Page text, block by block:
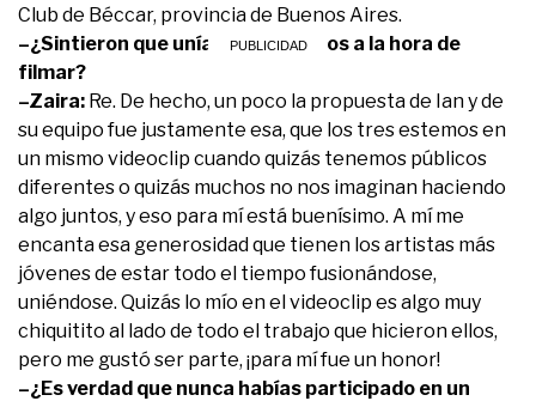
Club de Béccar, provincia de Buenos Aires.
–¿Sintieron que unían tres mundos a la hora de
filmar?
–Zaira: Re. De hecho, un poco la propuesta de Ian y de
su equipo fue justamente esa, que los tres estemos en
un mismo videoclip cuando quizás tenemos públicos
diferentes o quizás muchos no nos imaginan haciendo
algo juntos, y eso para mí está buenísimo. A mí me
encanta esa generosidad que tienen los artistas más
jóvenes de estar todo el tiempo fusionándose,
uniéndose. Quizás lo mío en el videoclip es algo muy
chiquitito al lado de todo el trabajo que hicieron ellos,
pero me gustó ser parte, ¡para mí fue un honor!
–¿Es verdad que nunca habías participado en un